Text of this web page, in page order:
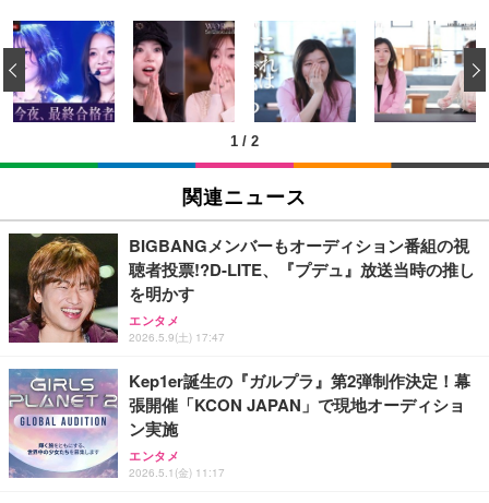
USB から RJ45 延長ケーブルイーサネットエクステ
ンダー USB 延長 50 メートル距離 RJ45 Cat5e / 6 ケ
ーブル LAN アダプタオーバーリピータイーサネット
￥847
RJ45 ケーブル コネクタ Cat6A Cat6 Cat5e RJ45 イ
ンダー アダプター
【Amazon.co.jp 限定】SoftBank 光 お申し込みエ
ントリーパッケージ 使い放題 超高速インターネット
【フレッツ光・コラボ光なら工事不要】
エレコム WiFi ルーター 無線LAN Wi-Fi7 11BE 2882
+688Mbps IPv6(IPoE)対応 エコパッケージ WRC-W
701-B
￥7,980
USB から RJ45 延長ケーブルイーサネットエクステ
ンダー USB 延長 50 メートル距離 RJ45 Cat5e / 6 ケ
ーブル LAN アダプタオーバーリピータイーサネット
￥847
RJ45 ケーブル コネクタ Cat6A Cat6 Cat5e RJ45 イ
ンダー アダプター
【Amazon.co.jp 限定】SoftBank 光 お申し込みエ
ントリーパッケージ 使い放題 超高速インターネット
【フレッツ光・コラボ光なら工事不要】
エレコム WiFi ルーター 無線LAN Wi-Fi7 11BE 2882
+688Mbps IPv6(IPoE)対応 エコパッケージ WRC-W
701-B
￥7,980
Bluetoothイヤホン ワイヤレスイヤホン IPX7防水
最大60時間再生 2026年最新Bluetooth6.0ブルートゥ
ースイヤホン 全音域HIFI音質低遅延接続瞬時 片耳/
両耳 WEB会議/運動/ゲーム/通学通勤/スポーツ/音楽
用iPhone/Android対応 (002 black)
￥999
Grithope イヤホン タイプC【2026新モデル 耐久
重低音 遅延なし
Lightning to 3.5mm イヤホンジャック 変換 MFi認
証 【ハイレゾ音質】 内蔵DAC 遅延なし 48ビット/9
6KHz 音量調節対応
【HIFI音質】iphone イヤホンジャック ライトニン
グ イヤホン 変換 MFI認証 4極 内蔵DAC 遅延なし 音
量調節/音楽
1 / 2
‹
関連ニュース
BIGBANGメンバーもオーディション番組の視
聴者投票!?D-LITE、『プデュ』放送当時の推し
を明かす
エンタメ
2026.5.9(土) 17:47
Kep1er誕生の『ガルプラ』第2弾制作決定！幕
張開催「KCON JAPAN」で現地オーディショ
ン実施
エンタメ
2026.5.1(金) 11:17